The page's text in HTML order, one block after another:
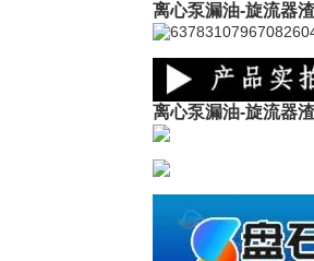
离心泵漏油-旋流器
离心泵漏油-旋流器